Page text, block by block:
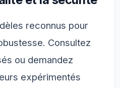
reconnus pour
Consultez
ou demandez
expérimentés